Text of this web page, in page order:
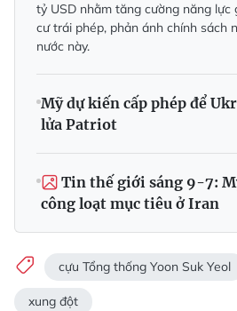
tỷ USD nhằm tăng cường năng lực
cư trái phép, phản ánh chính sách
nước này.
Mỹ dự kiến cấp phép để
lửa Patriot
Tin thế giới sáng 9-7:
công loạt mục tiêu ở Iran
cựu Tổng thống Yoon Suk Yeol
xung đột